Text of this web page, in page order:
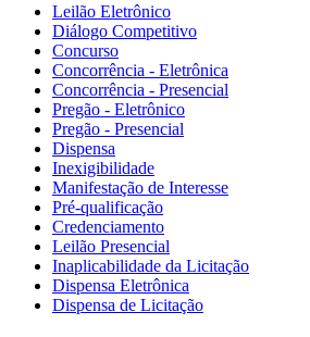
Leilão Eletrônico
Diálogo Competitivo
Concurso
Concorrência - Eletrônica
Concorrência - Presencial
Pregão - Eletrônico
Pregão - Presencial
Dispensa
Inexigibilidade
Manifestação de Interesse
Pré-qualificação
Credenciamento
Leilão Presencial
Inaplicabilidade da Licitação
Dispensa Eletrônica
Dispensa de Licitação